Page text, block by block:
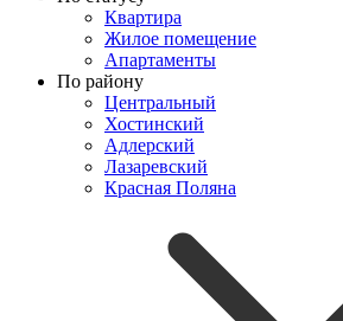
Квартира
Жилое помещение
Апартаменты
По району
Центральный
Хостинский
Адлерский
Лазаревский
Красная Поляна